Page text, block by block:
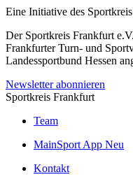
Eine Initiative des
Der Sportkreis Frankfurt
Frankfurter Turn- und
Landessportbund Hessen
Newsletter abonnieren
Sportkreis Frankfurt
Team
MainSport App Neu
Kontakt